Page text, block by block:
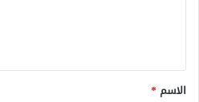
*
الاسم *